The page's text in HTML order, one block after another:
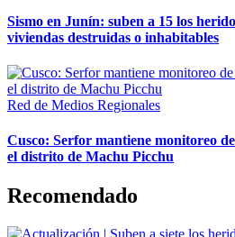
Sismo en Junín: suben a 15 los
viviendas destruidas o inhabitables
Red de Medios Regionales
Cusco: Serfor mantiene monitoreo
el distrito de Machu Picchu
Recomendado